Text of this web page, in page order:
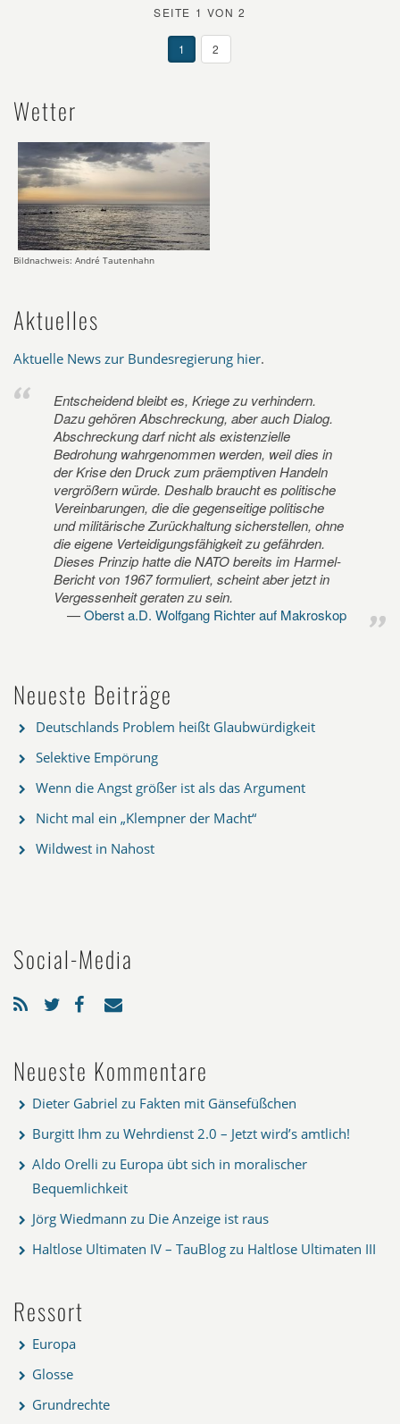
SEITE 1 VON 2
1 2
Wetter
Bildnachweis: André Tautenhahn
Aktuelles
Aktuelle News zur Bundesregierung hier.
Entscheidend bleibt es, Kriege zu verhindern.
Dazu gehören Abschreckung, aber auch Dialog.
Abschreckung darf nicht als existenzielle
Bedrohung wahrgenommen werden, weil dies in
der Krise den Druck zum präemptiven Handeln
vergrößern würde. Deshalb braucht es politische
Vereinbarungen, die die gegenseitige politische
und militärische Zurückhaltung sicherstellen, ohne
die eigene Verteidigungsfähigkeit zu gefährden.
Dieses Prinzip hatte die NATO bereits im Harmel-
Bericht von 1967 formuliert, scheint aber jetzt in
Vergessenheit geraten zu sein.
Oberst a.D. Wolfgang Richter auf Makroskop
Neueste Beiträge
Deutschlands Problem heißt Glaubwürdigkeit
Selektive Empörung
Wenn die Angst größer ist als das Argument
Nicht mal ein „Klempner der Macht“
Wildwest in Nahost
Social-Media
Neueste Kommentare
Dieter Gabriel zu Fakten mit Gänsefüßchen
Burgitt Ihm zu Wehrdienst 2.0 – Jetzt wird’s amtlich!
Aldo Orelli zu Europa übt sich in moralischer
Bequemlichkeit
Jörg Wiedmann zu Die Anzeige ist raus
Haltlose Ultimaten IV – TauBlog zu Haltlose Ultimaten III
Ressort
Europa
Glosse
Grundrechte